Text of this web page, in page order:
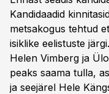
Kandidaadid
metsakogus tehtud
isiklike eelistuste
Helen Vimberg ja
peaks saama tulla,
ja seejärel Hele